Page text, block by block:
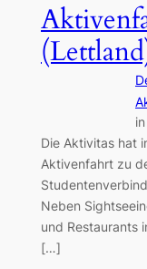
in
Die Aktivitas hat
Aktivenfahrt zu
Neben
und Restaurants
[…]